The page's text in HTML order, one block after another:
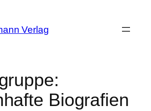
Verlag
Biografien